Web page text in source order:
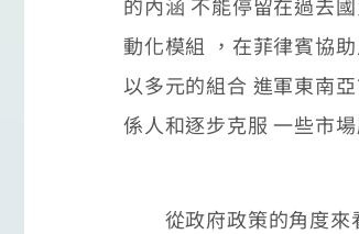
動化模組 ，在菲律賓協
以多元的組合 進軍東南
係人和逐步克服 一些市
從政府政策的角度來看